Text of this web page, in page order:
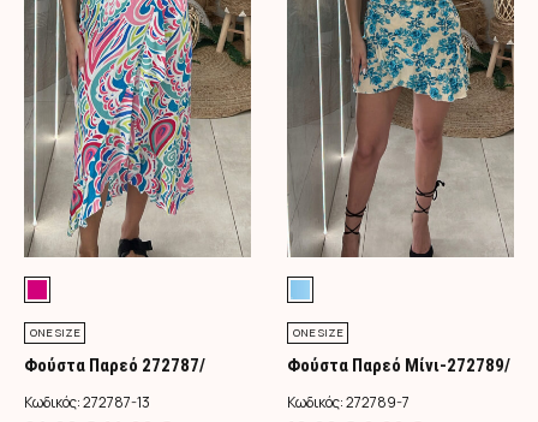
ONE SIZE
Φούστα Παρεό 272787/
Φούξια
Κωδικός:272787-13
ONE SIZE
Φούστα Παρεό Μίνι-272789/
Τιρκουάζ
Κωδικός:272789-7